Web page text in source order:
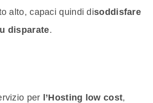
alto, capaci quindi disoddisfare
disparate.
per l’Hosting low cost,